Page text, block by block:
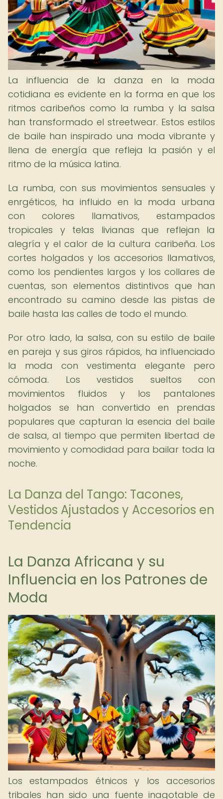
La influencia de la danza en la moda
cotidiana es evidente en la forma en que los
ritmos caribeños como la rumba y la salsa
han transformado el streetwear. Estos estilos
de baile han inspirado una moda vibrante y
llena de energía que refleja la pasión y el
ritmo de la música latina.
La rumba, con sus movimientos sensuales y
enrgéticos, ha influido en la moda urbana
con colores llamativos, estampados
tropicales y telas livianas que reflejan la
alegría y el calor de la cultura caribeña. Los
cortes holgados y los accesorios llamativos,
como los pendientes largos y los collares de
cuentas, son elementos distintivos que han
encontrado su camino desde las pistas de
baile hasta las calles de todo el mundo.
Por otro lado, la salsa, con su estilo de baile
en pareja y sus giros rápidos, ha influenciado
la moda con vestimenta elegante pero
cómoda. Los vestidos sueltos con
movimientos fluidos y los pantalones
holgados se han convertido en prendas
populares que capturan la esencia del baile
de salsa, al tiempo que permiten libertad de
movimiento y comodidad para bailar toda la
noche.
La Danza del Tango: Tacones,
Vestidos Ajustados y Accesorios en
Tendencia
La Danza Africana y su
Influencia en los Patrones de
Moda
Los estampados étnicos y los accesorios
tribales han sido una fuente inagotable de